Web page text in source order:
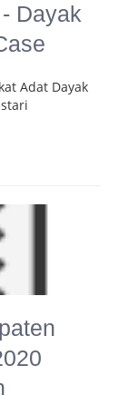
Dayak
Adat Dayak